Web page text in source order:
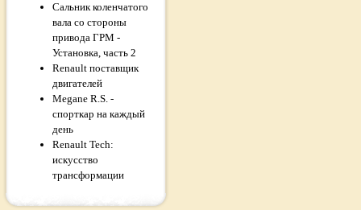
Сальник коленчатого
вала со стороны
привода ГРМ -
Установка, часть 2
Renault поставщик
двигателей
Megane R.S. -
спорткар на каждый
день
Renault Tech:
искусство
трансформации